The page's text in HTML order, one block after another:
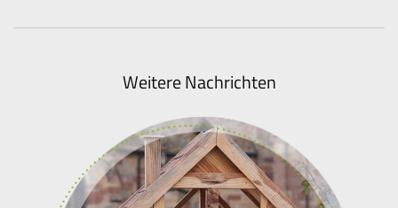
Weitere Nachrichten